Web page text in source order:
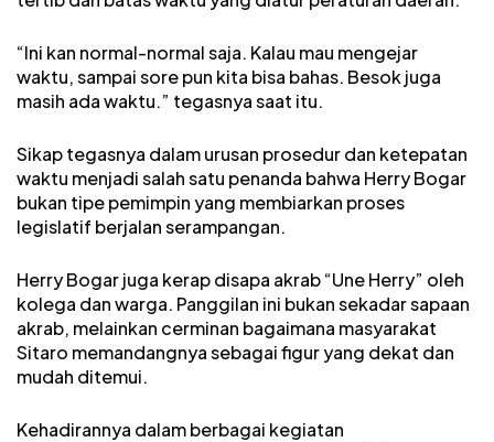
“Ini kan normal-normal saja. Kalau mau mengejar
waktu, sampai sore pun kita bisa bahas. Besok juga
masih ada waktu.” tegasnya saat itu.
Sikap tegasnya dalam urusan prosedur dan ketepatan
waktu menjadi salah satu penanda bahwa Herry Bogar
bukan tipe pemimpin yang membiarkan proses
legislatif berjalan serampangan.
Herry Bogar juga kerap disapa akrab “Une Herry” oleh
kolega dan warga. Panggilan ini bukan sekadar sapaan
akrab, melainkan cerminan bagaimana masyarakat
Sitaro memandangnya sebagai figur yang dekat dan
mudah ditemui.
Kehadirannya dalam berbagai kegiatan